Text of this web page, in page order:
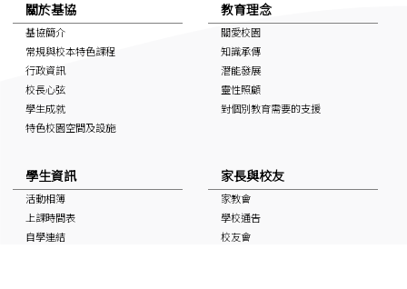
關於基協
基協簡介
常規與校本特色課程
行政資訊
校長心弦
學生成就
特色校園空間及設施
教育理念
關愛校園
知識承傳
潛能發展
靈性照顧
對個別教育需要的支援
學生資訊
活動相簿
上課時間表
自學連結
家長與校友
家教會
學校通告
校友會